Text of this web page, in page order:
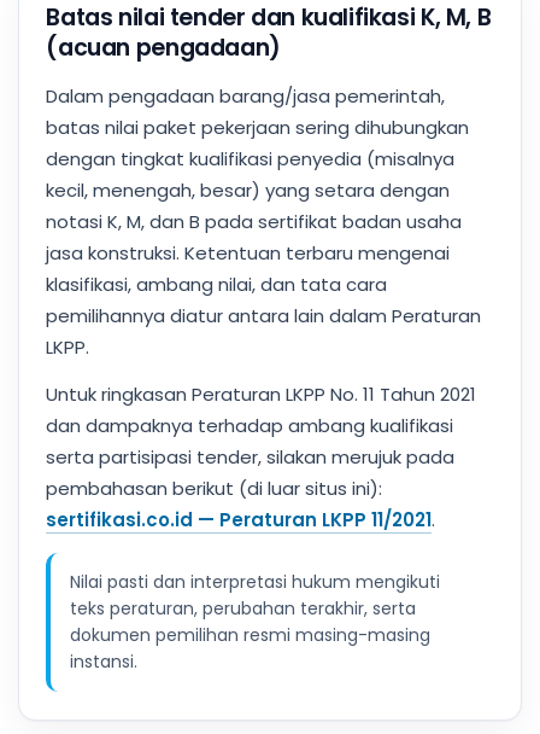
Batas nilai tender dan kualifikasi K, M, B
(acuan pengadaan)
Dalam pengadaan barang/jasa pemerintah,
batas nilai paket pekerjaan sering dihubungkan
dengan tingkat kualifikasi penyedia (misalnya
kecil, menengah, besar) yang setara dengan
notasi K, M, dan B pada sertifikat badan usaha
jasa konstruksi. Ketentuan terbaru mengenai
klasifikasi, ambang nilai, dan tata cara
pemilihannya diatur antara lain dalam Peraturan
LKPP.
Untuk ringkasan Peraturan LKPP No. 11 Tahun 2021
dan dampaknya terhadap ambang kualifikasi
serta partisipasi tender, silakan merujuk pada
pembahasan berikut (di luar situs ini):
sertifikasi.co.id — Peraturan LKPP 11/2021.
Nilai pasti dan interpretasi hukum mengikuti
teks peraturan, perubahan terakhir, serta
dokumen pemilihan resmi masing-masing
instansi.